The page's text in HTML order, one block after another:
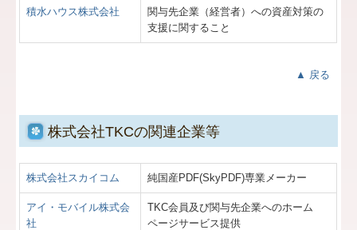
積水ハウス株式会社
関与先企業（経営者）への資産対策の
支援に関すること
▲ 戻る
株式会社TKCの関連企業等
株式会社スカイコム 純国産PDF(SkyPDF)専業メーカー
アイ・モバイル株式会
社
TKC会員及び関与先企業へのホーム
ページサービス提供